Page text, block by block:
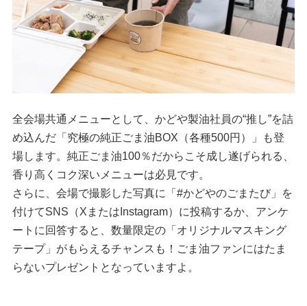
全会場共通メニューとして、かどや製油社員の“推し”を詰
め込んだ「究極の純正ごま油BOX（各種500円）」も登
場します。純正ごま油100％だからこそ成し遂げられる、
香り高くコク深いメニューは必見です。
さらに、会場で撮影した写真に「#かどやのごまたび」を
付けてSNS（XまたはInstagram）に投稿するか、アンケ
ートに回答すると、数量限定の「オリジナルマスキング
テープ」がもらえるチャンスも！ごま油ファンにはたま
らないプレゼントとなっていますよ。